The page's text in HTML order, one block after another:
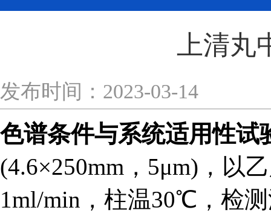
上清丸
发布时间：2023-03-14
色谱条件与系统适用性试
(4.6×250mm，5μm)，以
1ml/min，柱温30℃，检